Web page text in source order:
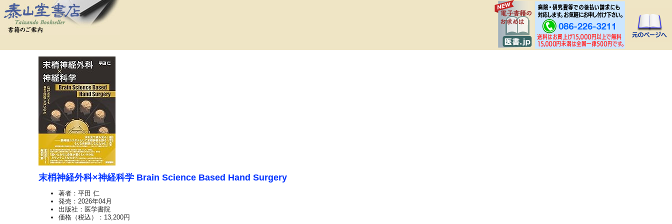
末梢神経外科×神経科学 Brain Science Based Hand Surgery
著者：平田 仁
発売：2026年04月
出版社：医学書院
価格（税込）：13,200円